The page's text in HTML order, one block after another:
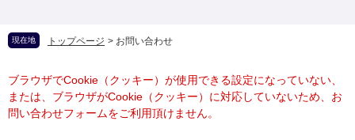
現在地 トップページ > お問い合わせ
ブラウザでCookie（クッキー）が使用できる設定になっていない、
または、ブラウザがCookie（クッキー）に対応していないため、お
問い合わせフォームをご利用頂けません。